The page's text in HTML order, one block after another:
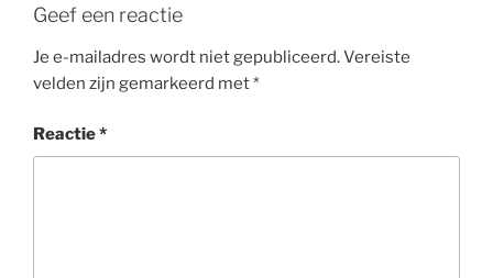
Geef een reactie
Je e-mailadres wordt niet gepubliceerd.Vereiste
velden zijn gemarkeerd met*
Reactie*